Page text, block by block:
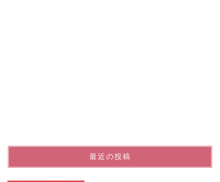
最近の投稿